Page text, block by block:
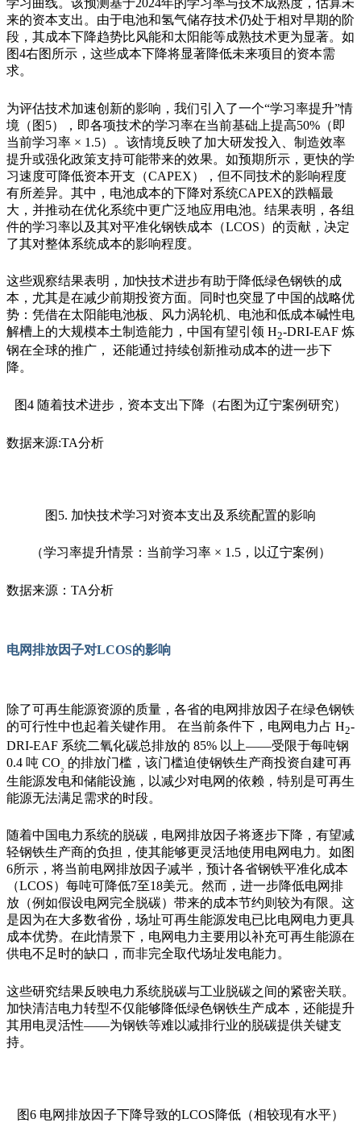
学习曲线。该预测基于2024年的学习率与技术成熟度，估算未
来的资本支出。由于电池和氢气储存技术仍处于相对早期的阶
段，其成本下降趋势比风能和太阳能等成熟技术更为显著。如
图4右图所示，这些成本下降将显著降低未来项目的资本需
求。
为评估技术加速创新的影响，我们引入了一个“学习率提升”情
境（图5），即各项技术的学习率在当前基础上提高50% （即
当前学习率 × 1.5）。该情境反映了加大研发投入、制造效率
提升或强化政策支持可能带来的效果。如预期所示，更快的学
习速度可降低资本开支（CAPEX），但不同技术的影响程度
有所差异。其中，电池成本的下降对系统CAPEX的跌幅最
大，并推动在优化系统中更广泛地应用电池。结果表明，各组
件的学习率以及其对平准化钢铁成本（LCOS）的贡献，决定
了其对整体系统成本的影响程度。
这些观察结果表明，加快技术进步有助于降低绿色钢铁的成
本，尤其是在减少前期投资方面。同时也突显了中国的战略优
势： 凭借在太阳能电池板、风力涡轮机、电池和低成本碱性电
解槽上的大规模本土制造能力，中国有望引领 H2-DRI-EAF 炼
钢在全球的推广， 还能通过持续创新推动成本的进一步下
降。
图4 随着技术进步，资本支出下降（右图为辽宁案例研究）
数据来源:TA分析
图5. 加快技术学习对资本支出及系统配置的影响
（学习率提升情景：当前学习率× 1.5，以辽宁案例）
数据来源： TA分析
电网排放因子对LCOS的影响
除了可再生能源资源的质量，各省的电网排放因子在绿色钢铁
的可行性中也起着关键作用。
在当前条件下，电网电力占 H2-
DRI-EAF 系统二氧化碳总排放的 85% 以上——受限于每吨钢
0.4 吨 CO₂ 的排放门槛，该门槛迫使钢铁生产商投资自建可再
生能源发电和储能设施，以减少对电网的依赖，特别是可再生
能源无法满足需求的时段。
随着中国电力系统的脱碳，电网排放因子将逐步下降，有望减
轻钢铁生产商的负担，使其能够更灵活地使用电网电力。如图
6所示，将当前电网排放因子减半，预计各省钢铁平准化成本
（LCOS）每吨可降低7至18美元。然而，进一步降低电网排
放（例如假设电网完全脱碳）带来的成本节约则较为有限。这
是因为在大多数省份，场址可再生能源发电已比电网电力更具
成本优势。在此情景下，电网电力主要用以补充可再生能源在
供电不足时的缺口，而非完全取代场址发电能力。
这些研究结果反映电力系统脱碳与工业脱碳之间的紧密关联。
加快清洁电力转型不仅能够降低绿色钢铁生产成本，还能提升
其用电灵活性——为钢铁等难以减排行业的脱碳提供关键支
持。
图6 电网排放因子下降导致的LCOS降低（相较现有水平）